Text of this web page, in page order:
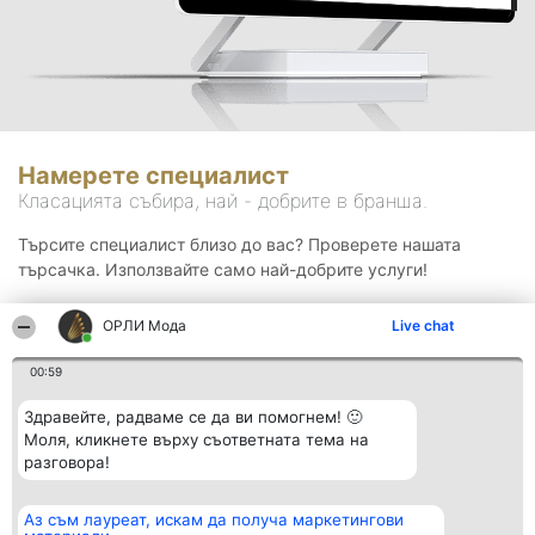
ОРЛИ Мода Live chat
00:59
Здравейте, радваме се да ви помогнем! 🙂
Моля, кликнете върху съответната тема на
разговора!
Аз съм лауреат, искам да получа маркетингови
Намерете специалист
Класацията събира, най - добрите в бранша.
Търсите специалист близо до вас? Проверете нашата
търсачка. Използвайте само най-добрите услуги!
Организатор на
Класация Контакти